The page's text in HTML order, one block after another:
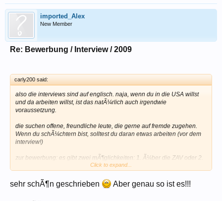
imported_Alex
New Member
Re: Bewerbung / Interview / 2009
carly200 said:
also die interviews sind auf englisch. naja, wenn du in die USA willst
und da arbeiten willst, ist das natÃ¼rlich auch irgendwie
voraussetzung.
die suchen offene, freundliche leute, die gerne auf fremde zugehen.
Wenn du schÃ¼chtern bist, solltest du daran etwas arbeiten (vor dem
interview!)
zur bewerbung: es gibt zwei mÃ¶glichkeiten: 1. Ã¼ber die ZAV oder 2.
direkt Ã¼ber International Services
da die ZAV schon vor aussortiert empfehle ich Dir, Dich Ã¼ber IS direkt
zu bewerben.
Click to expand...
sehr schÃ¶n geschrieben Aber genau so ist es!!!